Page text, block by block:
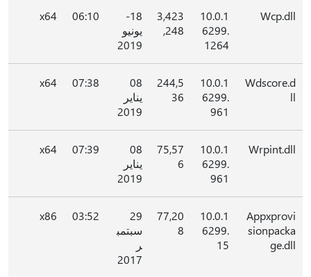
Wcp.dll
10.0.1
6299.
1264
3,423
,248
18-
يونيو
2019
06:10
x64
Wdscore.d
ll
10.0.1
6299.
961
244,5
36
08
يناير
2019
07:38
x64
Wrpint.dll
10.0.1
6299.
961
75,57
6
08
يناير
2019
07:39
x64
Appxprovi
sionpacka
ge.dll
10.0.1
6299.
15
77,20
8
29
سبتمب
ر
2017
03:52
x86